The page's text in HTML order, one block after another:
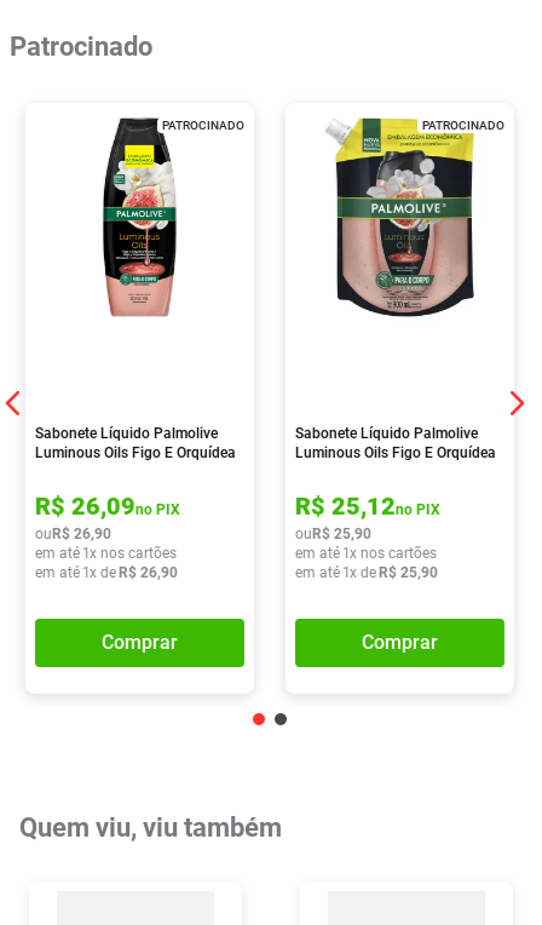
Patrocinado
PATROCINADO
Sabonete Líquido Palmolive
Luminous Oils Figo E Orquídea
R$ 26,09no PIX
ou R$ 26,90
em até 1x nos cartões
em até 1x de R$ 26,90
Comprar
PATROCINADO
Sabonete Líquido Palmolive
Luminous Oils Figo E Orquídea
R$ 25,12no PIX
ou R$ 25,90
em até 1x nos cartões
em até 1x de R$ 25,90
Comprar
Quem viu, viu também